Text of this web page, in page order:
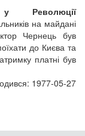
Революції
на майдані
Чернець був
до Києва та
платні був
1977-05-27